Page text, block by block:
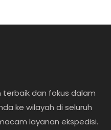
dan fokus dalam
ke wilayah di seluruh
layanan ekspedisi.